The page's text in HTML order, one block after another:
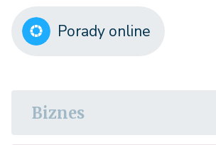
Porady online
Biznes